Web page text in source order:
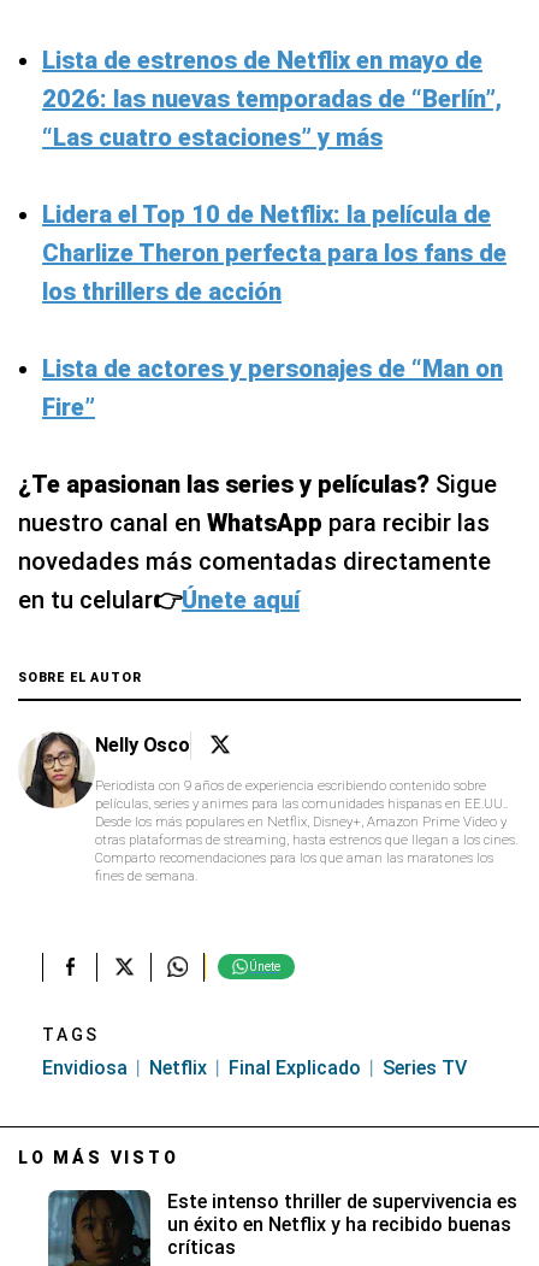
Lista de estrenos de Netflix en mayo de
2026: las nuevas temporadas de “Berlín”,
“Las cuatro estaciones” y más
Lidera el Top 10 de Netflix: la película de
Charlize Theron perfecta para los fans de
los thrillers de acción
Lista de actores y personajes de “Man on
Fire”
¿Te apasionan las series y películas? Sigue
nuestro canal en WhatsApp para recibir las
novedades más comentadas directamente
en tu celular👉Únete aquí
SOBRE EL AUTOR
Nelly Osco
Periodista con 9 años de experiencia escribiendo contenido sobre
películas, series y animes para las comunidades hispanas en EE.UU..
Desde los más populares en Netflix, Disney+, Amazon Prime Video y
otras plataformas de streaming, hasta estrenos que llegan a los cines.
Comparto recomendaciones para los que aman las maratones los
fines de semana.
Únete
TAGS
Envidiosa Netflix Final Explicado Series TV
LO MÁS VISTO
Este intenso thriller de supervivencia es
un éxito en Netflix y ha recibido buenas
críticas